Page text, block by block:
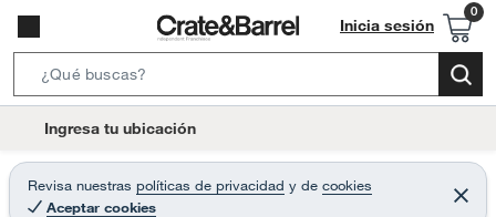
Inicia sesión
e
r
c
Ingresa tu ubicación
Revisa nuestras políticas de privacidad y de cookies
Aceptar cookies
C
e